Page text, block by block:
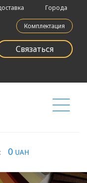
Города
Комплектация
Связаться
0 UAH